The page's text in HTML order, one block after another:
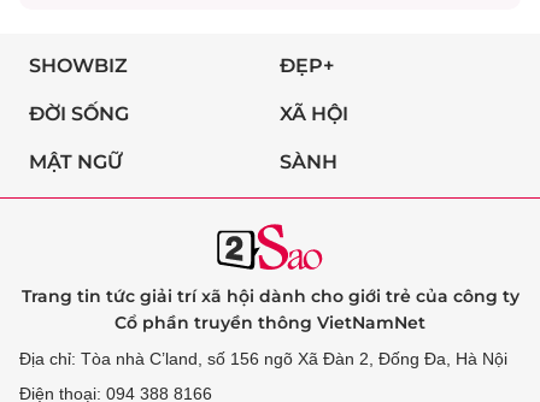
SHOWBIZ ĐẸP+
ĐỜI SỐNG XÃ HỘI
MẬT NGỮ SÀNH
Trang tin tức giải trí xã hội dành cho giới trẻ của công ty
Cổ phần truyền thông VietNamNet
Địa chỉ: Tòa nhà C’land, số 156 ngõ Xã Đàn 2, Đống Đa, Hà Nội
Điện thoại: 094 388 8166